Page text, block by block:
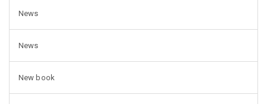
News
News
New book